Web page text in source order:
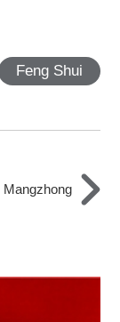
Feng Shui
Mangzhong